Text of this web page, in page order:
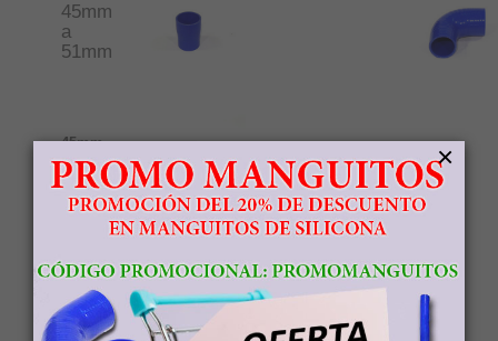
45mm
a
51mm
45mm
a
57mm
45mm
64mm
×